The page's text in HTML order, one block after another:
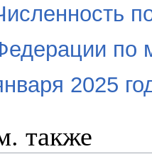
по
2025
также